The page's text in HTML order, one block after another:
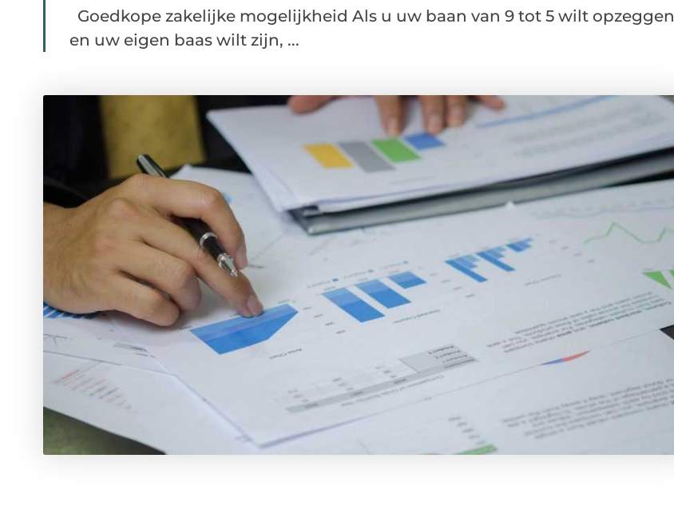
Goedkope zakelijke mogelijkheid Als u uw baan van 9 tot 5 wilt opzeggen
en uw eigen baas wilt zijn, ...